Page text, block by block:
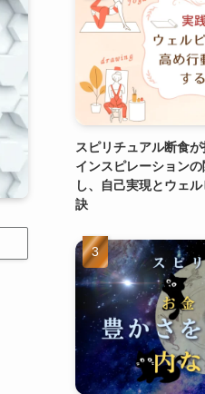
スピリチュアル断食
インスピレーション
し、自己実現とウェ
訣